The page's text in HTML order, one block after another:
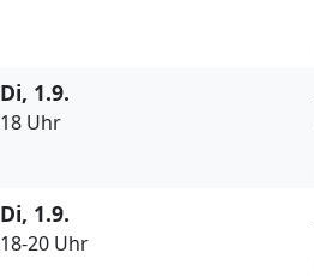
Di, 1.9.
18 Uhr
Di, 1.9.
18-20 Uhr